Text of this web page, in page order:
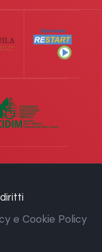
diritti
e Cookie Policy